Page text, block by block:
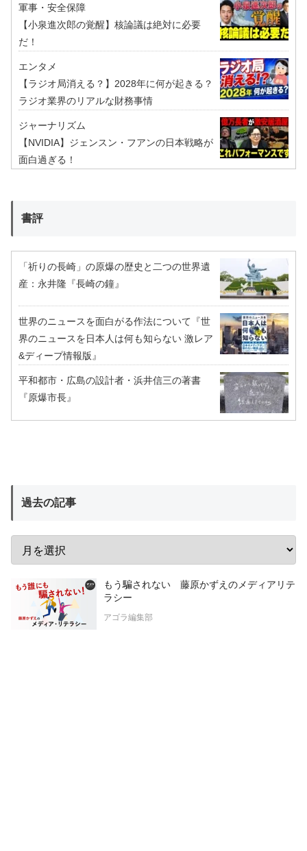
軍事・安全保障
【小泉進次郎の覚醒】核論議は絶対に必要
だ！
エンタメ
【ラジオ局消える？】2028年に何が起きる？
ラジオ業界のリアルな財務事情
ジャーナリズム
【NVIDIA】ジェンスン・フアンの日本戦略が
面白過ぎる！
書評
「祈りの長崎」の原爆の歴史と二つの世界遺
産：永井隆『長崎の鐘』
世界のニュースを面白がる作法について『世
界のニュースを日本人は何も知らない 激レア
&ディープ情報版』
平和都市・広島の設計者・浜井信三の著書
『原爆市長』
過去の記事
もう騙されない 藤原かずえのメディアリテ
ラシー
アゴラ編集部